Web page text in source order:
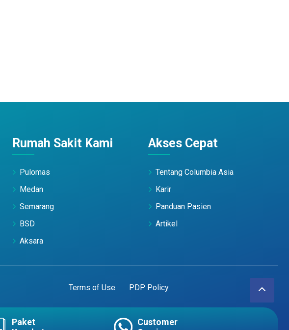
Rumah Sakit Kami
Pulomas
Medan
Semarang
BSD
Aksara
Akses Cepat
Tentang Columbia Asia
Karir
Panduan Pasien
Artikel
Terms of Use PDP Policy
Paket
Customer